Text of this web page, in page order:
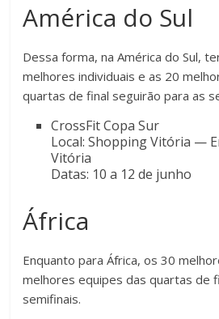
América do Sul
Dessa forma, na América do Sul,
melhores individuais e as 20
quartas de final seguirão para as
CrossFit Copa Sur
Local: Shopping Vitória —
Vitória
Datas: 10 a 12 de junho
África
Enquanto para África, os 30
melhores equipes das quartas de
semifinais.